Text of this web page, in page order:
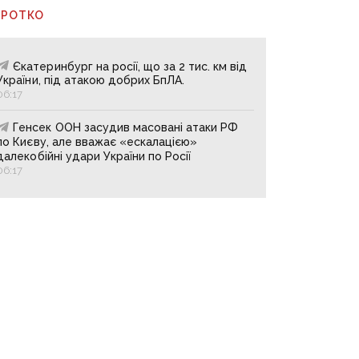
Єкатеринбург на росії, що за 2 тис. км від
під атакою добрих БпЛА.
Генсек ООН засудив масовані атаки РФ
Києву, але вважає «ескалацією»
удари України по Росії